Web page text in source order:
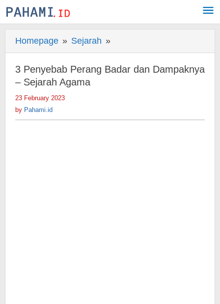
Skip
to
Homepage » Sejarah »
Penyebab
Perang
-
3 Penyebab Perang Badar dan Dampaknya
– Sejarah Agama
23 February 2023
by Pahami.id